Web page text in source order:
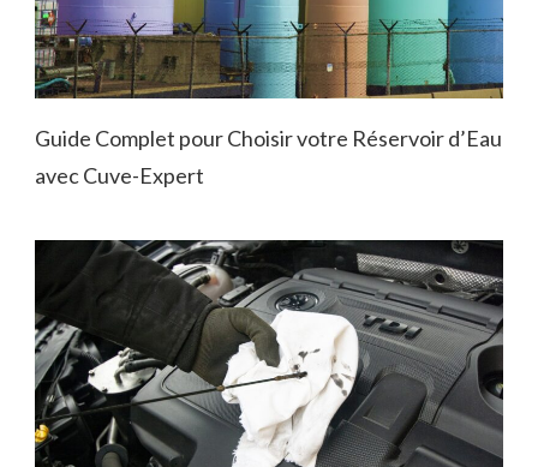
Guide Complet pour Choisir votre Réservoir d’Eau
avec Cuve-Expert